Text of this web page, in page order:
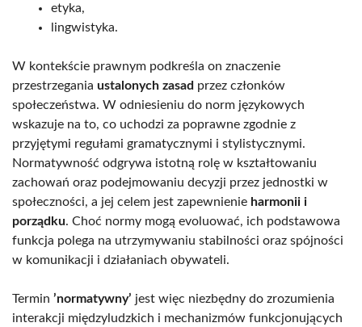
etyka,
lingwistyka.
W kontekście prawnym podkreśla on znaczenie
przestrzegania ustalonych zasad przez członków
społeczeństwa. W odniesieniu do norm językowych
wskazuje na to, co uchodzi za poprawne zgodnie z
przyjętymi regułami gramatycznymi i stylistycznymi.
Normatywność odgrywa istotną rolę w kształtowaniu
zachowań oraz podejmowaniu decyzji przez jednostki w
społeczności, a jej celem jest zapewnienie harmonii i
porządku. Choć normy mogą evoluować, ich podstawowa
funkcja polega na utrzymywaniu stabilności oraz spójności
w komunikacji i działaniach obywateli.
Termin ’normatywny’ jest więc niezbędny do zrozumienia
interakcji międzyludzkich i mechanizmów funkcjonujących